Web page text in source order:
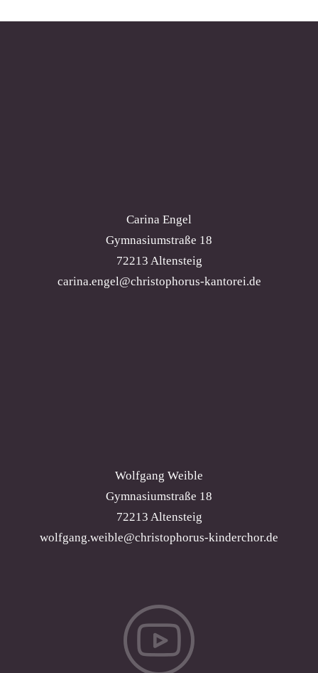
Carina Engel
Gymnasiumstraße 18
72213 Altensteig
carina.engel@christophorus-kantorei.de
Wolfgang Weible
Gymnasiumstraße 18
72213 Altensteig
wolfgang.weible@christophorus-kinderchor.de